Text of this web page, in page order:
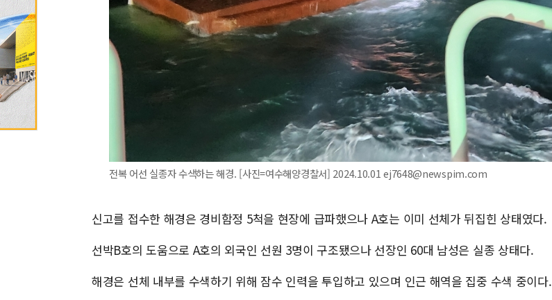
전복 어선 실종자 수색하는 해경. [사진=여수해양경찰서] 2024.10.01 ej7648@newspim.com
신고를 접수한 해경은 경비함정 5척을 현장에 급파했으나 A호는 이미 선체가 뒤집힌 상태였다.
선박B호의 도움으로 A호의 외국인 선원 3명이 구조됐으나 선장인 60대 남성은 실종 상태다.
해경은 선체 내부를 수색하기 위해 잠수 인력을 투입하고 있으며 인근 해역을 집중 수색 중이다.